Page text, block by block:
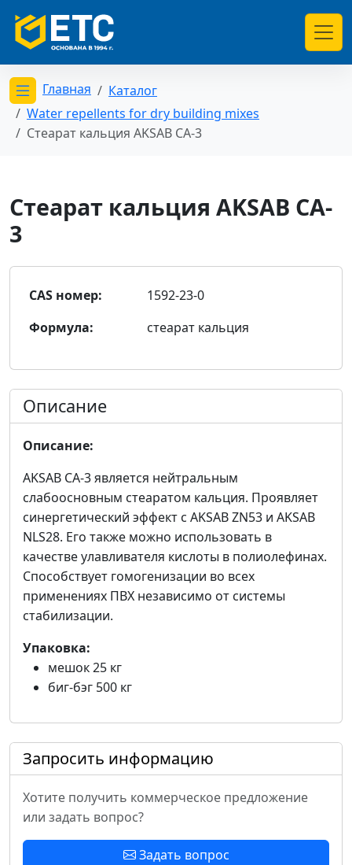
Открыть меню категорий
Главная
Каталог
Water repellents for dry building mixes
Стеарат кальция AKSAB CA-3
Стеарат кальция AKSAB CA-
3
CAS номер:
1592-23-0
Формула:
стеарат кальция
Описание
Описание:
AKSAB CA-3 является нейтральным
слабоосновным стеаратом кальция. Проявляет
синергетический эффект с AKSAB ZN53 и AKSAB
NLS28. Его также можно использовать в
качестве улавливателя кислоты в полиолефинах.
Способствует гомогенизации во всех
применениях ПВХ независимо от системы
стабилизации.
Упаковка:
мешок 25 кг
биг-бэг 500 кг
Запросить информацию
Хотите получить коммерческое предложение
или задать вопрос?
Задать вопрос